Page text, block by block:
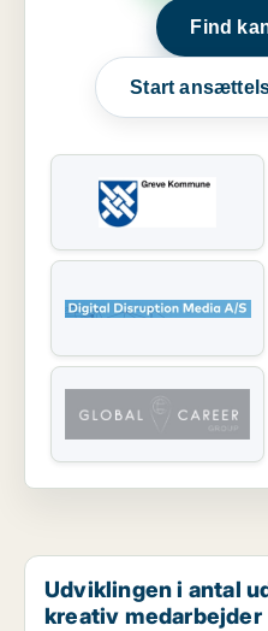
Find
Start
Udviklingen i antal
kreativ medarbejder